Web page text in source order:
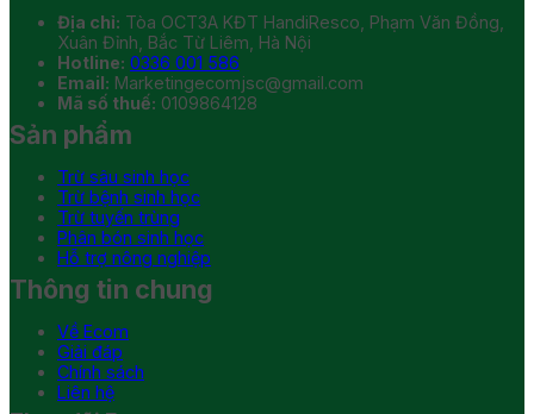
Địa chỉ: Tòa OCT3A KĐT HandiResco, Phạm Văn Đồng,
Xuân Đỉnh, Bắc Từ Liêm, Hà Nội
Hotline: 0336 001 586
Email: Marketingecomjsc@gmail.com
Mã số thuế: 0109864128
Sản phẩm
Trừ sâu sinh học
Trừ bệnh sinh học
Trừ tuyến trùng
Phân bón sinh học
Hỗ trợ nông nghiệp
Thông tin chung
Về Ecom
Giải đáp
Chính sách
Liên hệ